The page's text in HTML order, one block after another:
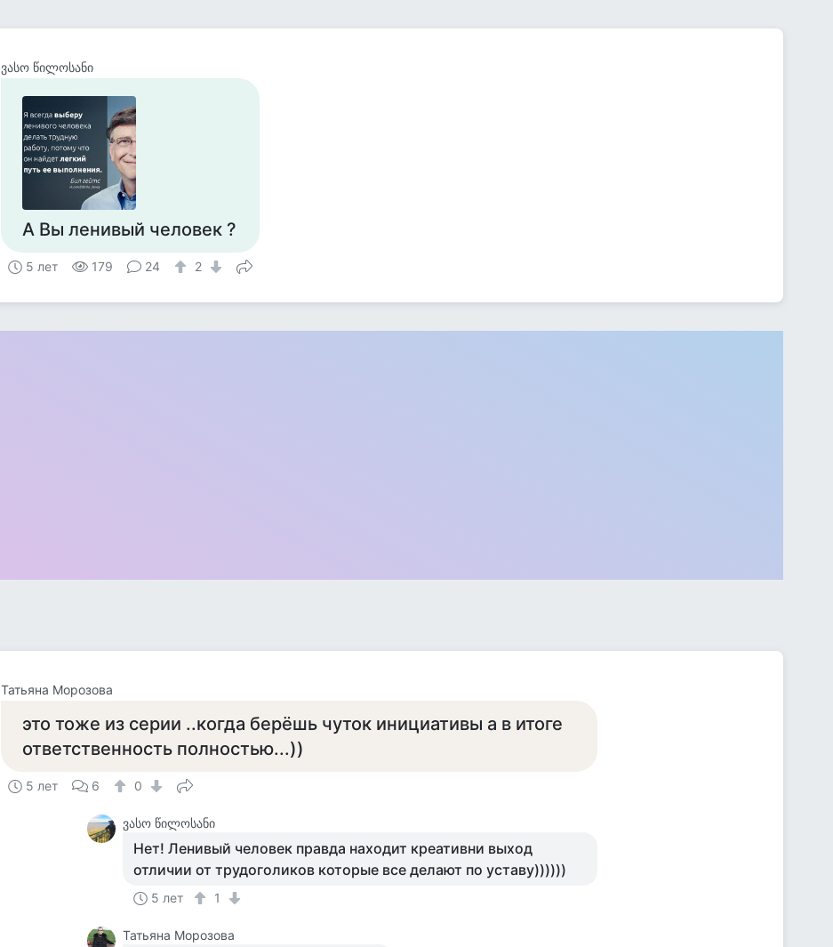
ვასო წილოსანი
А Вы ленивый человек ?
5 лет 179 24 2
Татьяна Морозова
это тоже из серии ..когда берёшь чуток инициативы а в итоге
ответственность полностью...))
5 лет 6 0
ვასო წილოსანი
Нет! Ленивый человек правда находит креативни выход
отличии от трудоголиков которые все делают по уставу))))))
5 лет 1
Татьяна Морозова